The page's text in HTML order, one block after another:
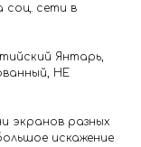
соц. сети в
Янтарь,
НЕ
экранов разных
искажение